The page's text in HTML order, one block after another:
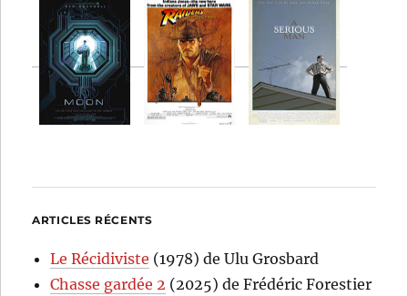
ARTICLES RÉCENTS
Le Récidiviste (1978) de Ulu Grosbard
Chasse gardée 2 (2025) de Frédéric Forestier